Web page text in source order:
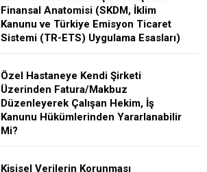
Finansal Anatomisi (SKDM, İklim
Kanunu ve Türkiye Emisyon Ticaret
Sistemi (TR-ETS) Uygulama Esasları)
Özel Hastaneye Kendi Şirketi
Üzerinden Fatura/Makbuz
Düzenleyerek Çalışan Hekim, İş
Kanunu Hükümlerinden Yararlanabilir
Mi?
Kişisel Verilerin Korunması